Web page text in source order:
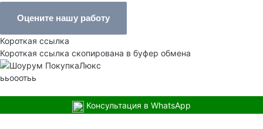
Оцените нашу работу
Короткая ссылка
Короткая ссылка скопирована в буфер обмена
ььооотьь
Консультация в WhatsApp